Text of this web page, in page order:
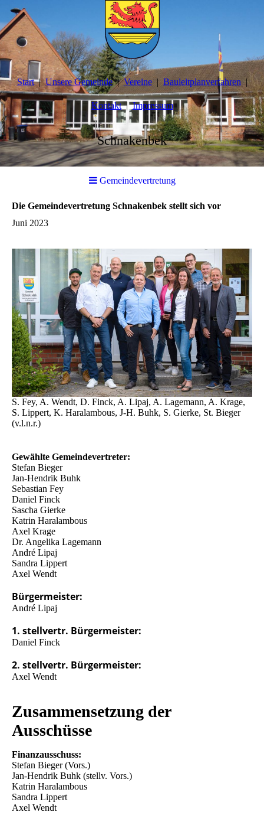
Start Unsere Gemeinde Vereine Bauleitplanverfahren
Kontakt Impressum
Schnakenbek
Gemeindevertretung
Die Gemeindevertretung Schnakenbek stellt sich vor
Juni 2023
S. Fey, A. Wendt, D. Finck, A. Lipaj, A. Lagemann, A. Krage,
S. Lippert, K. Haralambous, J-H. Buhk, S. Gierke, St. Bieger
(v.l.n.r.)
Gewählte Gemeindevertreter:
Stefan Bieger
Jan-Hendrik Buhk
Sebastian Fey
Daniel Finck
Sascha Gierke
Katrin Haralambous
Axel Krage
Dr. Angelika Lagemann
André Lipaj
Sandra Lippert
Axel Wendt
Bürgermeister:
André Lipaj
1. stellvertr. Bürgermeister:
Daniel Finck
2. stellvertr. Bürgermeister:
Axel Wendt
Zusammensetzung der
Ausschüsse
Finanzausschuss:
Stefan Bieger (Vors.)
Jan-Hendrik Buhk (stellv. Vors.)
Katrin Haralambous
Sandra Lippert
Axel Wendt